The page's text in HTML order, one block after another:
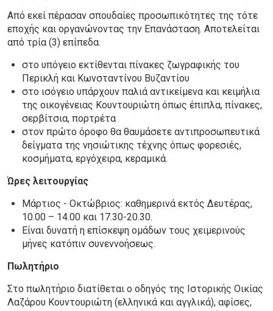
Από εκεί πέρασαν σπουδαίες προσωπικότητες της τότε
εποχής και οργανώνοντας την Επανάσταση. Αποτελείται
από τρία (3) επίπεδα.
στο υπόγειο εκτίθενται πίνακες ζωγραφικής του
Περικλή και Κωνσταντίνου Βυζαντίου
στο ισόγειο υπάρχουν παλιά αντικείμενα και κειμήλια
της οικογένειας Κουντουριώτη όπως έπιπλα, πίνακες,
σερβίτσια, πορτρέτα
στον πρώτο όροφο θα θαυμάσετε αντιπροσωπευτικά
δείγματα της νησιώτικης τέχνης όπως φορεσιές,
κοσμήματα, εργόχειρα, κεραμικά.
Ώρες λειτουργίας
Μάρτιος - Οκτώβριος: καθημερινά εκτός Δευτέρας,
10.00 – 14.00 και 17.30-20.30.
Είναι δυνατή η επίσκεψη ομάδων τους χειμερινούς
μήνες κατόπιν συνεννοήσεως.
Πωλητήριο
Στο πωλητήριο διατίθεται ο οδηγός της Ιστορικής Οικίας
Λαζάρου Κουντουριώτη (ελληνικά και αγγλικά), αφίσες,